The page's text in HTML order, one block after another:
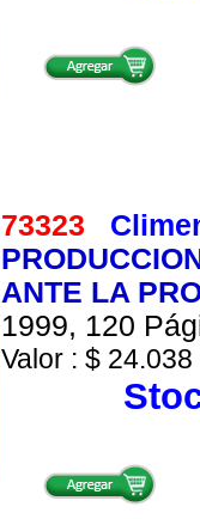
73323
ANTE LA
1999, 120
Valor : $